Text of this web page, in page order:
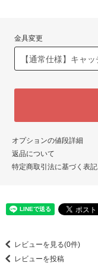
金具変更
オプションの値段詳細
返品について
特定商取引法に基づく表記
レビューを見る(0件)
レビューを投稿